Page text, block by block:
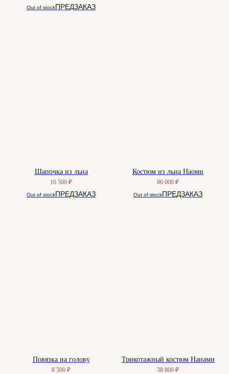
Out of stock
Шапочка из льна
16 500 ₽
Out of stock
Костюм из льна Наоми
86 000 ₽
Out of stock
Повязка на голову
8 500 ₽
Трикотажный костюм Нанами
38 800 ₽